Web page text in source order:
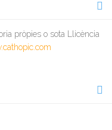
pròpies o sota Llicència